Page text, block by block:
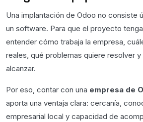
Una implantación de Odoo no consiste
un software. Para que el proyecto
entender cómo trabaja la empresa,
reales, qué problemas quiere resolver
alcanzar.
Por eso, contar con una empresa de
aporta una ventaja clara: cercanía,
empresarial local y capacidad de